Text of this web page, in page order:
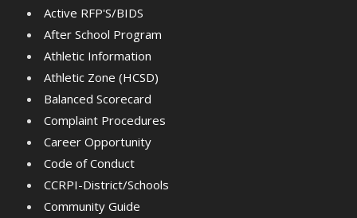
Active RFP'S/BIDS
After School Program
Athletic Information
Athletic Zone (HCSD)
Balanced Scorecard
Complaint Procedures
Career Opportunity
Code of Conduct
CCRPI-District/Schools
Community Guide